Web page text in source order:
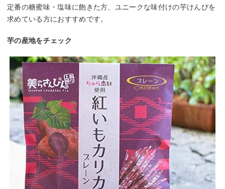
定番の糖蜜味・塩味に飽きた方、ユニークな味付けの芋けんぴを
求めている方におすすめです。
芋の産地をチェック